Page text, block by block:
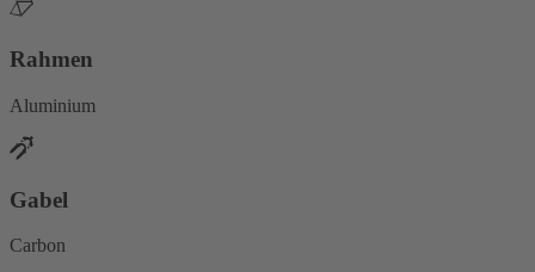
Rahmen
Aluminium
Gabel
Carbon